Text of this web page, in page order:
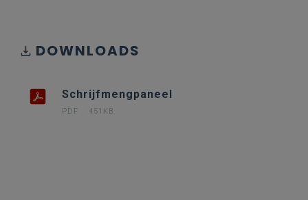
DOWNLOADS
Schrijfmengpaneel
PDF 451KB